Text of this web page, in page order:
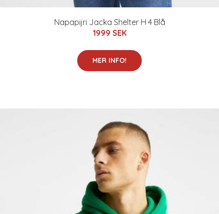
Napapijri Jacka Shelter H 4 Blå
1999 SEK
MER INFO!